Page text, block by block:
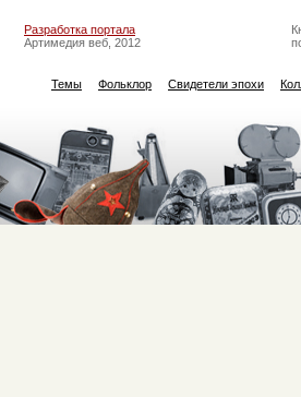
Разработка портала
Артимедия веб, 2012
Темы Фольклор Свидетели эпохи